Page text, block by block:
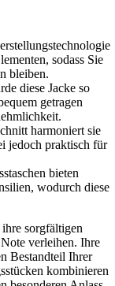
sodass Sie
bleiben.
diese Jacke so
getragen
harmoniert sie
jedoch praktisch für
bieten
wodurch diese
sorgfältigen
verleihen. Ihre
Bestandteil Ihrer
kombinieren